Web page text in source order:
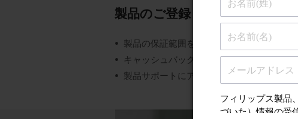
製品のご登録
製品の保証範囲を把握する
キャッシュバック、ギフト、特別オファー
製品サポートにアクセスする